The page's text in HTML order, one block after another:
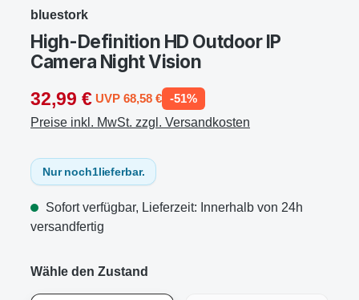
bluestork
High-Definition HD Outdoor IP
Camera Night Vision
32,99 € UVP 68,58 € -51%
Preise inkl. MwSt. zzgl. Versandkosten
Nur noch1lieferbar.
Sofort verfügbar, Lieferzeit: Innerhalb von 24h
versandfertig
Wähle den Zustand